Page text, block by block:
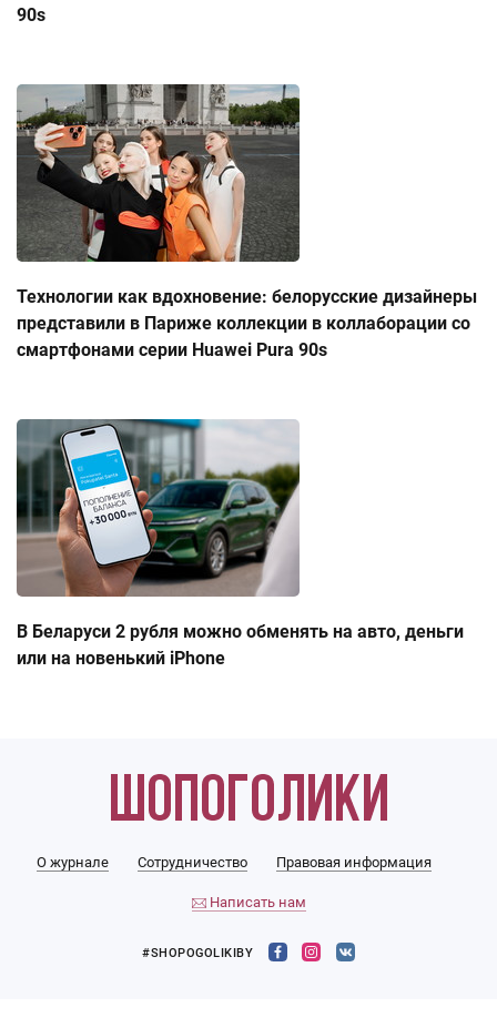
90s
Технологии как вдохновение: белорусские дизайнеры
представили в Париже коллекции в коллаборации со
смартфонами серии Huawei Pura 90s
В Беларуси 2 рубля можно обменять на авто, деньги
или на новенький iPhone
О журнале Сотрудничество Правовая информация
Написать нам
#SHOPOGOLIKIBY